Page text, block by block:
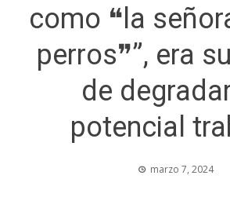
como ❝la
perros❞”, era
de
potencial
marzo 7, 2024